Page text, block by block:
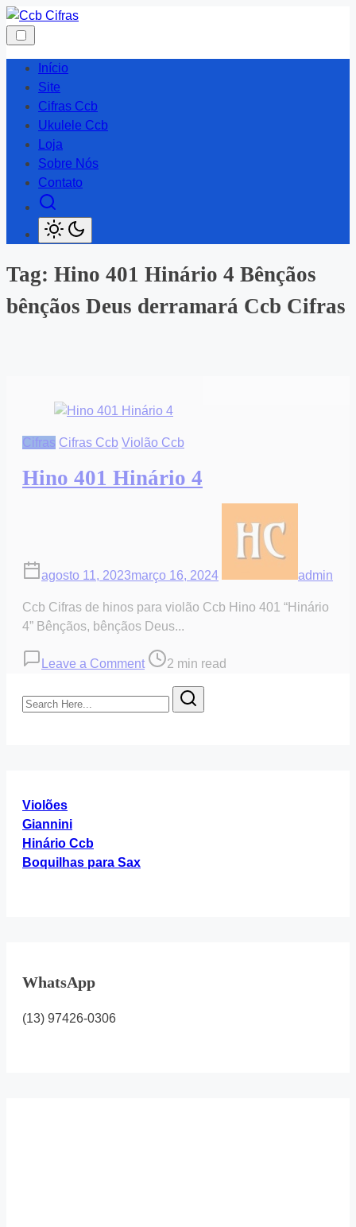
Skip
Início
Site
Cifras Ccb
Ukulele Ccb
Loja
Sobre Nós
Contato
Tag: Hino 401 Hinário 4 Bênçãos
bênçãos Deus derramará Ccb Cifras
Cifras Cifras Ccb Violão Ccb
Hino 401 Hinário 4
agosto 11, 2023março 16, 2024 admin
Ccb Cifras de hinos para violão Ccb Hino 401 “Hinário
4” Bênçãos, bênçãos Deus...
Leave a Comment on
401
Hinário
Post
time
2 min read
Search
Here...
Violões
Giannini
Hinário Ccb
Boquilhas para Sax
WhatsApp
(13) 97426-0306